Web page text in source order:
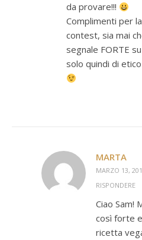
da provare!!!
Complimenti per
contest, sia mai
segnale FORTE
solo quindi di
MARTA
MARZO 13,
RISPONDERE
Ciao Sam!
così forte
ricetta